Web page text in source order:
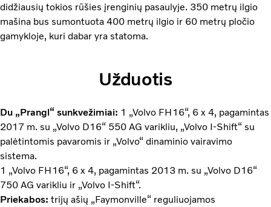
didžiausių tokios rūšies įrenginių pasaulyje. 350 metrų ilgio
mašina bus sumontuota 400 metrų ilgio ir 60 metrų pločio
gamykloje, kuri dabar yra statoma.
Užduotis
Du „Prangl“ sunkvežimiai: 1 „Volvo FH16“, 6 x 4, pagamintas
2017 m. su „Volvo D16“ 550 AG varikliu, „Volvo I-Shift“ su
palėtintomis pavaromis ir „Volvo“ dinaminio vairavimo
sistema.
1 „Volvo FH16“, 6 x 4, pagamintas 2013 m. su „Volvo D16“
750 AG varikliu ir „Volvo I-Shift“.
Priekabos: trijų ašių „Faymonville“ reguliuojamos